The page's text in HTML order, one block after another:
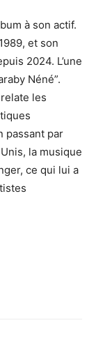
à son actif.
et son
2024. L’une
Néné”.
les
passant par
la musique
ce qui lui a